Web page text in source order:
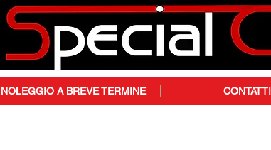
NOLEGGIO A BREVE TERMINE CONTATTI